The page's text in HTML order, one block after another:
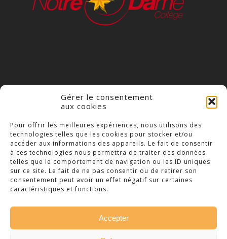
Gérer le consentement
aux cookies
Pour offrir les meilleures expériences, nous utilisons des
technologies telles que les cookies pour stocker et/ou
accéder aux informations des appareils. Le fait de consentir
à ces technologies nous permettra de traiter des données
telles que le comportement de navigation ou les ID uniques
sur ce site. Le fait de ne pas consentir ou de retirer son
consentement peut avoir un effet négatif sur certaines
caractéristiques et fonctions.
Accepter
COLLÈGE NOTRE DAME
23 Place Saint-Jean,
79300 Bressuire
Téléphone : 05 49 74 46 20